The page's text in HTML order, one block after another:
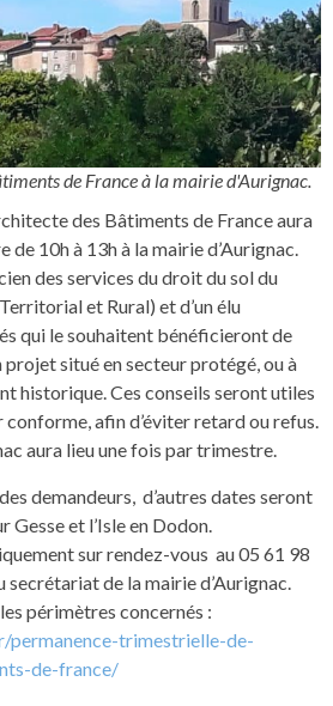
de France à la mairie d'Aurignac.
des Bâtiments de France aura
de 10h à 13h à la mairie d’Aurignac.
des services du droit du sol du
et Rural) et d’un élu
qui le souhaitent bénéficieront de
projet situé en secteur protégé, ou à
historique. Ces conseils seront utiles
afin d’éviter retard ou refus.
aura lieu une fois par trimestre.
demandeurs, d’autres dates seront
et l’Isle en Dodon.
sur rendez-vous au 05 61 98
de la mairie d’Aurignac.
périmètres concernés :
trimestrielle-de-
de-france/